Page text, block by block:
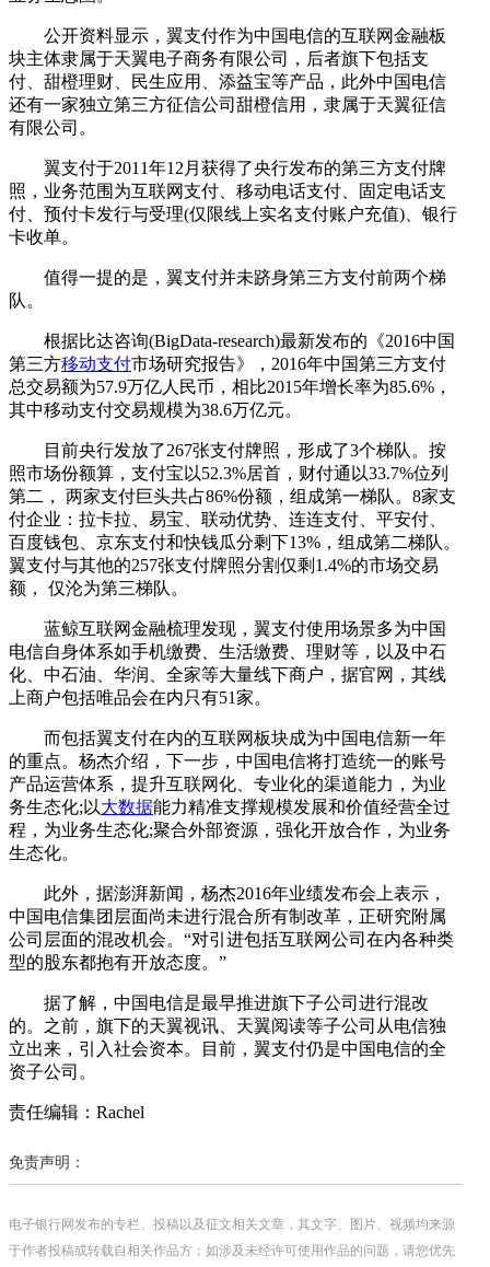
公开资料显示，翼支付作为中国电信的互联网金融板
块主体隶属于天翼电子商务有限公司，后者旗下包括支
付、甜橙理财、民生应用、添益宝等产品，此外中国电信
还有一家独立第三方征信公司甜橙信用，隶属于天翼征信
有限公司。
翼支付于2011年12月获得了央行发布的第三方支付牌
照，业务范围为互联网支付、移动电话支付、固定电话支
付、预付卡发行与受理(仅限线上实名支付账户充值)、银行
卡收单。
值得一提的是，翼支付并未跻身第三方支付前两个梯
队。
根据比达咨询(BigData-research)最新发布的《2016中国
第三方移动支付市场研究报告》，2016年中国第三方支付
总交易额为57.9万亿人民币，相比2015年增长率为85.6%，
其中移动支付交易规模为38.6万亿元。
目前央行发放了267张支付牌照，形成了3个梯队。按
照市场份额算，支付宝以52.3%居首，财付通以33.7%位列
第二， 两家支付巨头共占86%份额，组成第一梯队。8家支
付企业：拉卡拉、易宝、联动优势、连连支付、平安付、
百度钱包、京东支付和快钱瓜分剩下13%，组成第二梯队。
翼支付与其他的257张支付牌照分割仅剩1.4%的市场交易
额， 仅沦为第三梯队。
蓝鲸互联网金融梳理发现，翼支付使用场景多为中国
电信自身体系如手机缴费、生活缴费、理财等，以及中石
化、中石油、华润、全家等大量线下商户，据官网，其线
上商户包括唯品会在内只有51家。
而包括翼支付在内的互联网板块成为中国电信新一年
的重点。杨杰介绍，下一步，中国电信将打造统一的账号
产品运营体系，提升互联网化、专业化的渠道能力，为业
务生态化;以大数据能力精准支撑规模发展和价值经营全过
程，为业务生态化;聚合外部资源，强化开放合作，为业务
生态化。
此外，据澎湃新闻，杨杰2016年业绩发布会上表示，
中国电信集团层面尚未进行混合所有制改革，正研究附属
公司层面的混改机会。“对引进包括互联网公司在内各种类
型的股东都抱有开放态度。”
据了解，中国电信是最早推进旗下子公司进行混改
的。之前，旗下的天翼视讯、天翼阅读等子公司从电信独
立出来，引入社会资本。目前，翼支付仍是中国电信的全
资子公司。
责任编辑：Rachel
免责声明：
电子银行网发布的专栏、投稿以及征文相关文章，其文字、图片、视频均来源
于作者投稿或转载自相关作品方；如涉及未经许可使用作品的问题，请您优先